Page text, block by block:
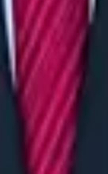
Civil. Foi
Pedagógico